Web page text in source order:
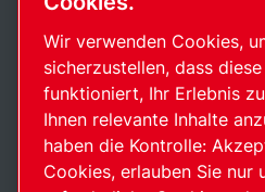
Wir verwenden Cookies,
sicherzustellen, dass
funktioniert, Ihr Erlebnis
Ihnen relevante Inhalte
haben die Kontrolle:
Cookies, erlauben Sie nur